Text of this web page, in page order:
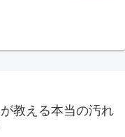
教える本当の汚れ